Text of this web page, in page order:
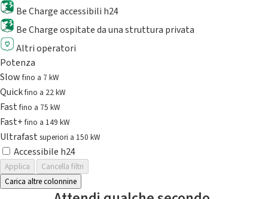
Be Charge accessibili h24
Be Charge ospitate da una struttura privata
Altri operatori
Potenza
Slowfino a 7 kW
Quickfino a 22 kW
Fastfino a 75 kW
Fast+fino a 149 kW
Ultrafast superiori a 150 kW
Accessibile h24
Applica
Cancella filtri
Carica altre colonnine